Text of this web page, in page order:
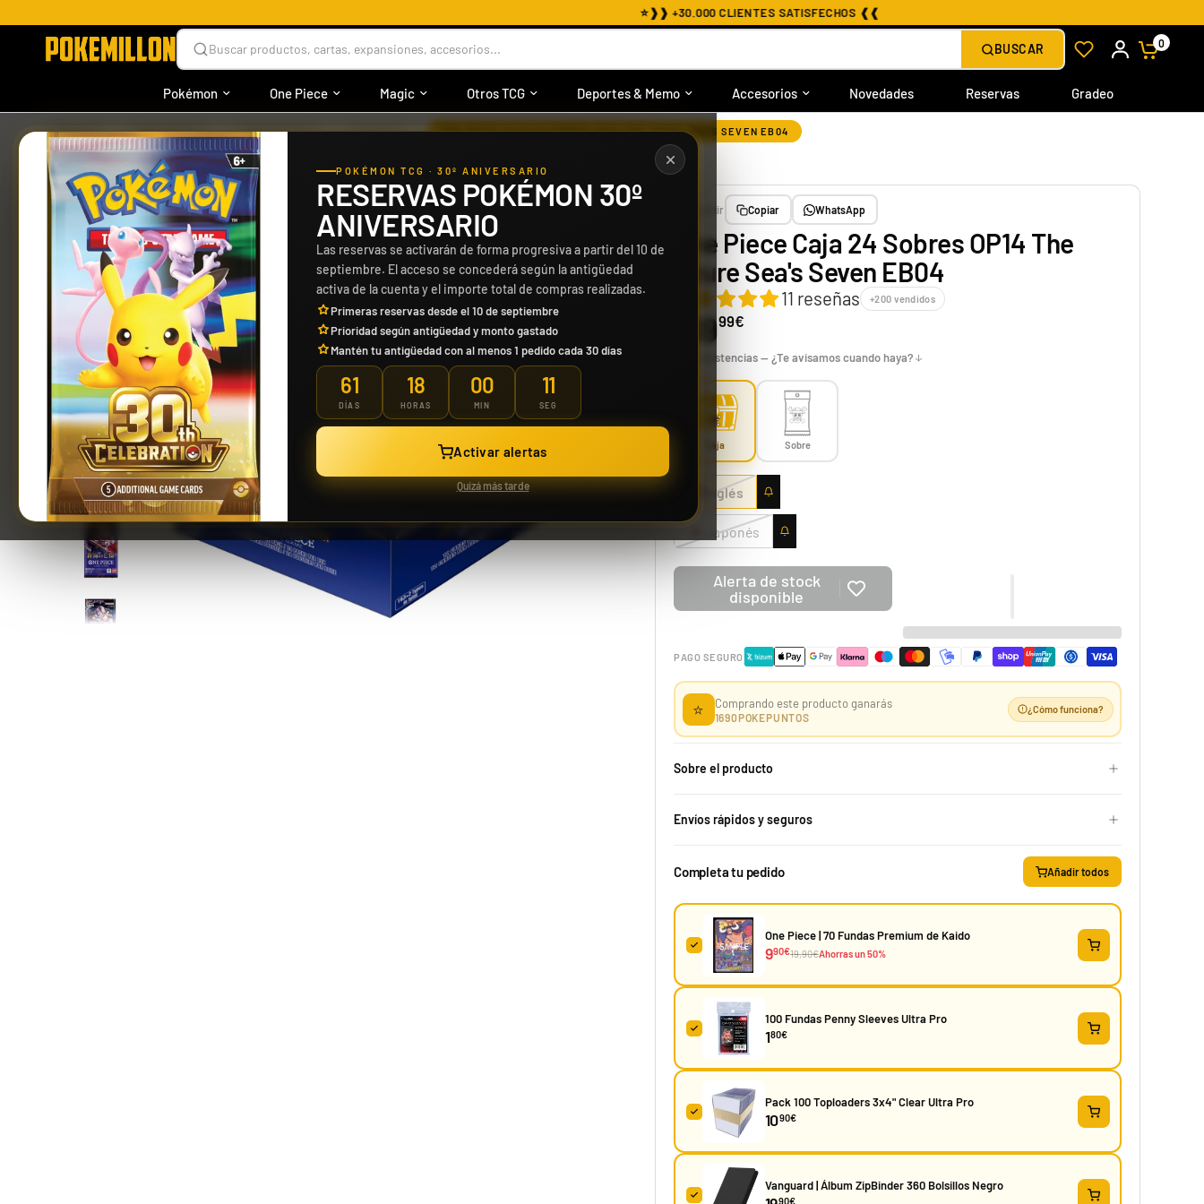
❱❱ +30.000 CLIENTES SATISFECHOS ❰❰
Pokémon One Piece Magic Otros TCG Deportes & Memo Accesorios Novedades Reservas Gradeo
Buscar productos, cartas, expansiones, accesorios... BUSCAR 0
Riftbound: League of Legends TCG | Vendetta Booster Display 24 Sobres
¡Últimas unidades!
Case 150 Sobre McDonald Pokémon 2021 25th Aniversario
Desde 1229,99 € 529,99 €
¡Últimas unidades!
Jose Cruz Galindo-Resendiz "Pult Bomb" Mazo World Championship 2025 Deck Yuya Okita "JP Raging Bolt" Mazo World Championship 2025 Deck
39,90 €Desde29,90 €
POKÉMON TCG · 30º ANIVERSARIO
RESERVAS POKÉMON 30º
ANIVERSARIO
Las reservas se activarán de forma progresiva a partir del 10 de
septiembre. El acceso se concederá según la antigüedad
activa de la cuenta y el importe total de compras realizadas.
Primeras reservas desde el 10 de septiembre
Prioridad según antigüedad y monto gastado
Mantén tu antigüedad con al menos 1 pedido cada 30 días
61
DÍAS
18
HORAS
00
MIN
10
SEG
Activar alertas
Quizá más tarde
INICIO › ONE PIECE › PRODUCTOS › CAJAS › ONE PIECE CAJA 24 SOBRES OP14 THE AZURE SEA'S SEVEN EB04
Compartir Copiar WhatsApp
One Piece Caja 24 Sobres OP14 The
Azure Sea's Seven EB04
11 reseñas +200 vendidos
16999€
Sin existencias — ¿Te avisamos cuando haya?
Caja Sobre
Inglés
Japonés
Alerta de stock
disponible
PAGO SEGURO
⭐ Comprando este producto ganarás
1690POKEPUNTOS
¿Cómo funciona?
Sobre el producto
Envíos rápidos y seguros
Completa tu pedido Añadir todos
One Piece | 70 Fundas Premium de Kaido
990€19,90€Ahorras un 50%
100 Fundas Penny Sleeves Ultra Pro
180€
Pack 100 Toploaders 3x4" Clear Ultra Pro
1090€
Vanguard | Álbum ZipBinder 360 Bolsillos Negro
90€